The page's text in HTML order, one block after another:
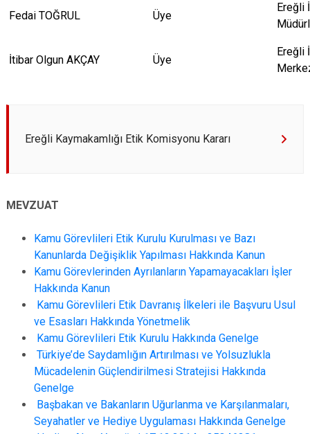
Fedai TOĞRUL Üye
Ereğli
İtibar Olgun AKÇAY Üye
Ereğli
Ereğli Kaymakamlığı Etik Komisyonu Kararı
MEVZUAT
Kamu Görevlileri Etik Kurulu Kurulması ve Bazı
Kanunlarda Değişiklik Yapılması Hakkında Kanun
Kamu Görevlerinden Ayrılanların Yapamayacakları İşler
Hakkında Kanun
Kamu Görevlileri Etik Davranış İlkeleri ile Başvuru Usul
ve Esasları Hakkında Yönetmelik
Kamu Görevlileri Etik Kurulu Hakkında Genelge
Türkiye’de Saydamlığın Artırılması ve Yolsuzlukla
Mücadelenin Güçlendirilmesi Stratejisi Hakkında
Genelge
Başbakan ve Bakanların Uğurlanma ve Karşılanmaları,
Seyahatler ve Hediye Uygulaması Hakkında Genelge